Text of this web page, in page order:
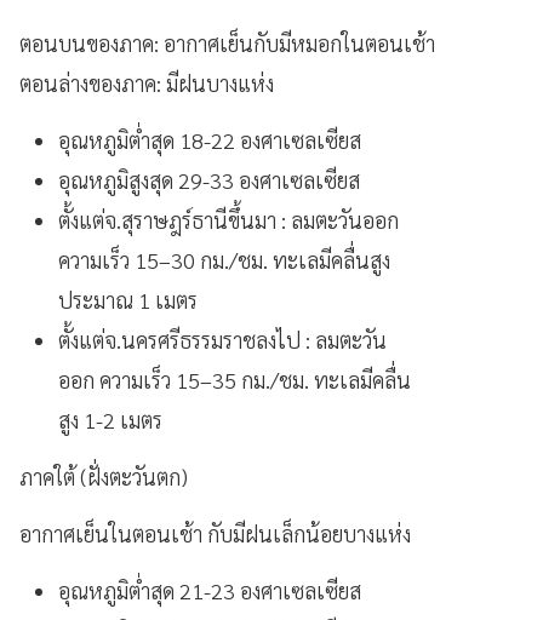
ตอนบนของภาค: อากาศเย็นกับมีหมอกในตอนเช้า
ตอนล่างของภาค: มีฝนบางแห่ง
อุณหภูมิต่ำสุด 18-22 องศาเซลเซียส
อุณหภูมิสูงสุด 29-33 องศาเซลเซียส
ตั้งแต่จ.สุราษฎร์ธานีขึ้นมา : ลมตะวันออก
ความเร็ว 15–30 กม./ชม. ทะเลมีคลื่นสูง
ประมาณ 1 เมตร
ตั้งแต่จ.นครศรีธรรมราชลงไป : ลมตะวัน
ออก ความเร็ว 15–35 กม./ชม. ทะเลมีคลื่น
สูง 1-2 เมตร
ภาคใต้ (ฝั่งตะวันตก)
อากาศเย็นในตอนเช้า กับมีฝนเล็กน้อยบางแห่ง
อุณหภูมิต่ำสุด 21-23 องศาเซลเซียส